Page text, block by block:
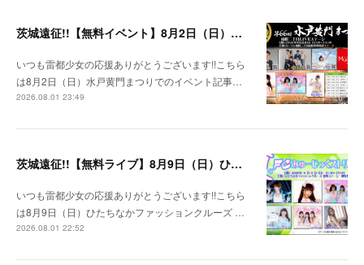
茨城遠征!!【無料イベント】8月2日（日）水戸黄門まつり
いつも雷都少女の応援ありがとうございます!!こちら
は8月2日（日）水戸黄門まつりでのイベント記事…
2026.08.01 23:49
茨城遠征!!【無料ライブ】8月9日（日）ひたちなかファッションクルーズ 野外ステージ
いつも雷都少女の応援ありがとうございます!!こちら
は8月9日（日）ひたちなかファッションクルーズ …
2026.08.01 22:52